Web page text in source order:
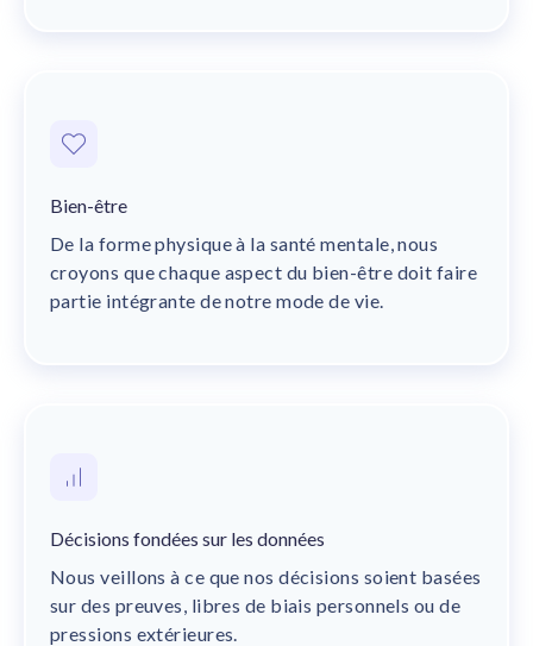
Bien-être
De la forme physique à la santé mentale, nous
croyons que chaque aspect du bien-être doit faire
partie intégrante de notre mode de vie.
Décisions fondées sur les données
Nous veillons à ce que nos décisions soient basées
sur des preuves, libres de biais personnels ou de
pressions extérieures.